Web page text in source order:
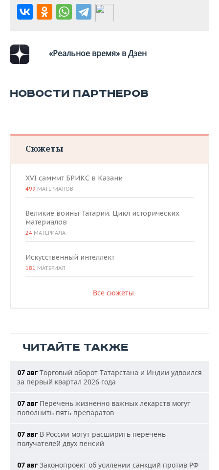
«Реальное время» в Дзен
НОВОСТИ ПАРТНЕРОВ
Сюжеты
XVI саммит БРИКС в Казани
499 МАТЕРИАЛОВ
Великие воины Татарии. Цикл исторических
материалов
24 МАТЕРИАЛА
Искусственный интеллект
181 МАТЕРИАЛ
Все сюжеты
ЧИТАЙТЕ ТАКЖЕ
07 авг Торговый оборот Татарстана и Индии удвоился
за первый квартал 2026 года
07 авг Перечень жизненно важных лекарств могут
пополнить пять препаратов
07 авг В России могут расширить перечень
получателей двух пенсий
07 авг Законопроект об усилении санкций против РФ